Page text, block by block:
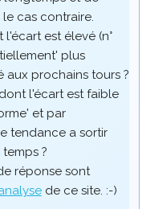
le cas contraire.
est élevé (n°
plus
aux prochains tours ?
l'écart est faible
et par
tendance a sortir
?
réponse sont
de ce site. :-)